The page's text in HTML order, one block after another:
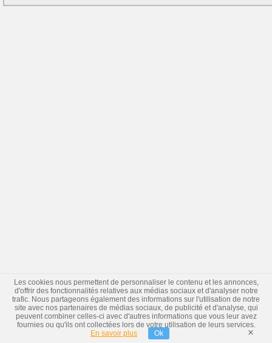
Les cookies nous permettent de personnaliser le contenu et les annonces,
d'offrir des fonctionnalités relatives aux médias sociaux et d'analyser notre
trafic. Nous partageons également des informations sur l'utilisation de notre
site avec nos partenaires de médias sociaux, de publicité et d'analyse, qui
peuvent combiner celles-ci avec d'autres informations que vous leur avez
fournies ou qu'ils ont collectées lors de votre utilisation de leurs services.
En savoir plus
Ok ×